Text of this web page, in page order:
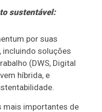
sustentável:
por suas
soluções
(DWS, Digital
híbrida, e
mais importantes de